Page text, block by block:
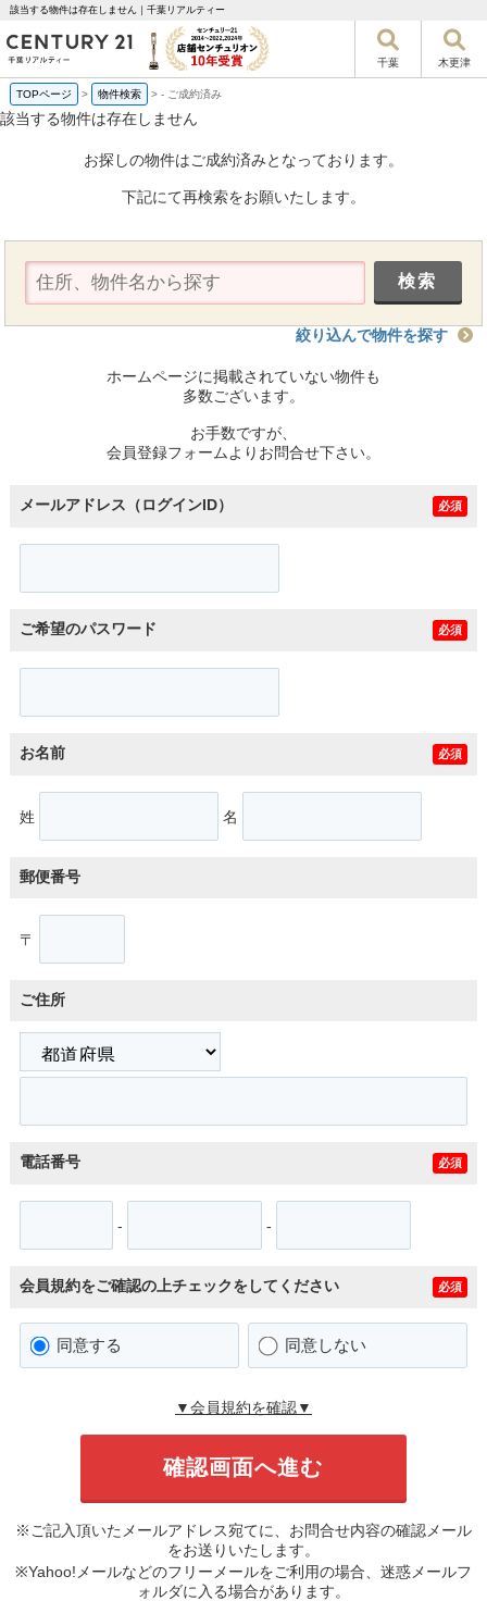
該当する物件は存在しません｜千葉リアルティー
千葉 木更津
TOPページ > 物件検索 >- ご成約済み
該当する物件は存在しません
お探しの物件はご成約済みとなっております。
下記にて再検索をお願いたします。
絞り込んで物件を探す
ホームページに掲載されていない物件も
多数ございます。
お手数ですが、
会員登録フォームよりお問合せ下さい。
メールアドレス（ログインID） 必須
ご希望のパスワード 必須
お名前 必須
姓 名
郵便番号
〒
ご住所
電話番号 必須
- -
会員規約をご確認の上チェックをしてください 必須
同意する 同意しない
▼会員規約を確認▼
※ご記入頂いたメールアドレス宛てに、お問合せ内容の確認メール
をお送りいたします。
※Yahoo!メールなどのフリーメールをご利用の場合、迷惑メールフ
ォルダに入る場合があります。